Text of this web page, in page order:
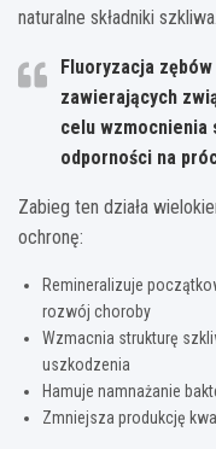
naturalne składniki szkliwa.
Fluoryzacja
zawierających
celu
odporności na
Zabieg ten działa
ochronę:
Remineralizuje
rozwój choroby
Wzmacnia strukturę
uszkodzenia
Hamuje namnażanie
Zmniejsza produkcję